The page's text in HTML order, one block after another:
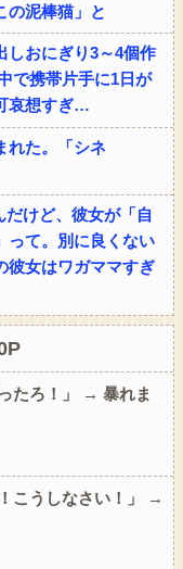
の泥棒猫」と
しおにぎり3～4個作
で携帯片手に1日が
哀想すぎ…
れた。「シネ
けど、彼女が「自
って。別に良くない
彼女はワガママすぎ
たろ！」 → 暴れま
こうしなさい！」 →